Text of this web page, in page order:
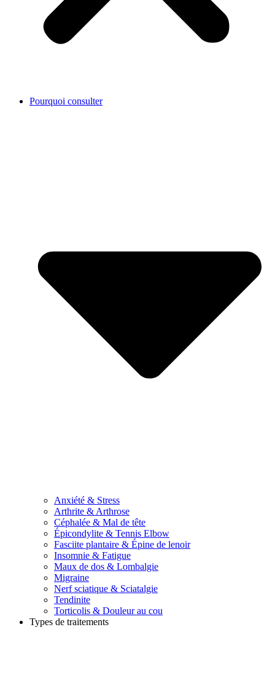
Pourquoi consulter
Anxiété & Stress
Arthrite & Arthrose
Céphalée & Mal de tête
Épicondylite & Tennis Elbow
Fasciite plantaire & Épine de lenoir
Insomnie & Fatigue
Maux de dos & Lombalgie
Migraine
Nerf sciatique & Sciatalgie
Tendinite
Torticolis & Douleur au cou
Types de traitements